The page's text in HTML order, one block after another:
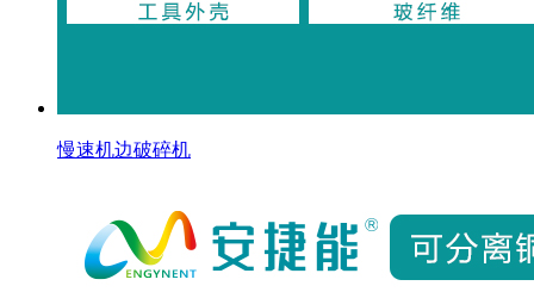
慢速机边破碎机